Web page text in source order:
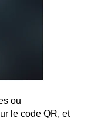
ou
le code QR, et